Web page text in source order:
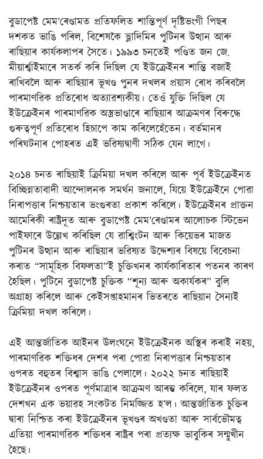
বুডাপেষ্ট মেম’ৰেণ্ডামত প্ৰতিফলিত শান্তিপূৰ্ণ দৃষ্টিভংগী পিছৰ
দশকত ভাঙি পৰিল, বিশেষকৈ ভ্লাদিমিৰ পুটিনৰ উত্থান আৰু
ৰাছিয়াৰ কাৰ্যকলাপৰ সৈতে। ১৯৯৩ চনতেই পণ্ডিত জন জে.
মীয়াৰ্শ্বাইমাৰে সতৰ্ক কৰি দিছিল যে ইউক্ৰেইনৰ শান্তি বজাই
ৰাখিবলৈ আৰু ৰাছিয়াৰ ভূখণ্ড পুনৰ দখলৰ প্ৰয়াস ৰোধ কৰিবলৈ
পাৰমাণৱিক প্ৰতিৰোধ অত্যাৱশ্যকীয়। তেওঁ যুক্তি দিছিল যে
ইউক্ৰেইনৰ পাৰমাণৱিক অস্ত্ৰভাণ্ডাৰে ৰাছিয়াৰ আক্ৰমণৰ বিৰুদ্ধে
গুৰুত্বপূৰ্ণ প্ৰতিৰোধ হিচাপে কাম কৰিলেহেঁতেন। বৰ্তমানৰ
পৰিঘটনাৰ পোহৰত এই ভৱিষ্যদ্বাণী সঠিক যেন লাগে।
২০১৪ চনত ৰাছিয়াই ক্ৰিমিয়া দখল কৰিলে আৰু পূৰ্ব ইউক্ৰেইনত
বিচ্ছিন্নতাবাদী আন্দোলনক সমৰ্থন জনালে, যিয়ে ইউক্ৰেইনে পোৱা
নিৰাপত্তাৰ নিশ্চয়তাৰ ভংগুৰতা প্ৰকাশ কৰিলে। ইউক্ৰেইনৰ প্ৰাক্তন
আমেৰিকী ৰাষ্ট্ৰদূত আৰু বুডাপেষ্ট মেম’ৰেণ্ডামৰ আলোচক স্টিভেন
পাইফাৰে উল্লেখ কৰিছিল যে ৱাশ্বিংটন আৰু কিয়েভৰ মাজত
পুটিনৰ উত্থান আৰু ৰাছিয়াৰ ভৱিষ্যত উদ্দেশ্যৰ বিষয়ে বিবেচনা
কৰাত “সামূহিক বিফলতা”ই চুক্তিখনৰ কাৰ্যকাৰিতাৰ পতনৰ কাৰণ
হৈছিল। পুটিনে বুডাপেষ্ট চুক্তিক “শূন্য আৰু অকাৰ্যকৰ” বুলি
অগ্ৰাহ্য কৰিলে আৰু কেইসপ্তাহমানৰ ভিতৰতে ৰাছিয়ান সৈন্যই
ক্ৰিমিয়া দখল কৰিলে।
এই আন্তৰ্জাতিক আইনৰ উলংঘনে ইউক্ৰেইনক অস্থিৰ কৰাই নহয়,
পাৰমাণৱিক শক্তিধৰ দেশৰ পৰা পোৱা নিৰাপত্তাৰ নিশ্চয়তাৰ
ওপৰত বহুতৰ বিশ্বাস ভাঙি পেলালে। ২০২২ চনত ৰাছিয়াই
ইউক্ৰেইনৰ ওপৰত পূৰ্ণমাত্ৰাৰ আক্ৰমণ আৰম্ভ কৰিলে, যাৰ ফলত
দেশখন এক ভয়াৱহ সংকটত নিমজ্জিত হ’ল। আন্তৰ্জাতিক চুক্তিৰ
দ্বাৰা নিশ্চিত কৰা ইউক্ৰেইনৰ ভূখণ্ডৰ অখণ্ডতা আৰু সাৰ্বভৌমত্ব
এতিয়া পাৰমাণৱিক শক্তিধৰ ৰাষ্ট্ৰৰ পৰা প্ৰত্যক্ষ ভাবুকিৰ সন্মুখীন
হৈছে।